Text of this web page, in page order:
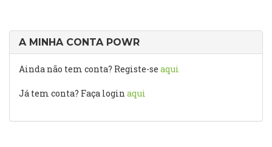
A MINHA CONTA POWR
Ainda não tem conta? Registe-se aqui
Já tem conta? Faça login aqui